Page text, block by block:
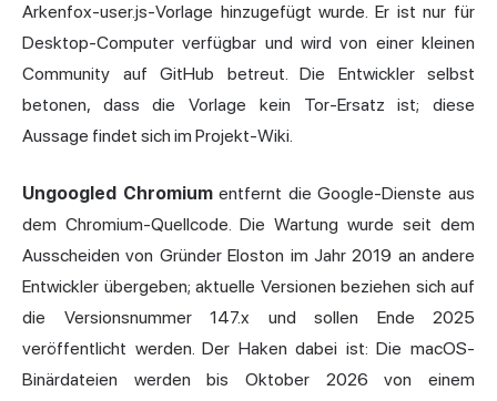
Arkenfox-user.js-Vorlage hinzugefügt wurde. Er ist nur für
Desktop-Computer verfügbar und wird von einer kleinen
Community auf GitHub betreut. Die Entwickler selbst
betonen, dass die Vorlage kein Tor-Ersatz ist; diese
Aussage findet sich im Projekt-Wiki.
Ungoogled Chromiumentfernt die Google-Dienste aus
dem Chromium-Quellcode. Die Wartung wurde seit dem
Ausscheiden von Gründer Eloston im Jahr 2019 an andere
Entwickler übergeben; aktuelle Versionen beziehen sich auf
die Versionsnummer 147.x und sollen Ende 2025
veröffentlicht werden. Der Haken dabei ist: Die macOS-
Binärdateien werden bis Oktober 2026 von einem